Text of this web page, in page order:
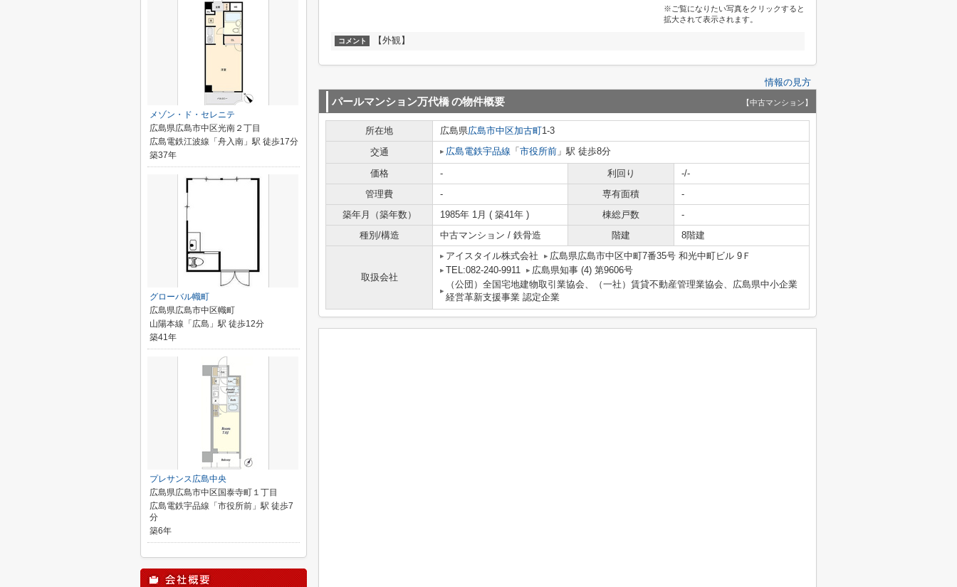
※ご覧になりたい写真をクリックすると
拡大されて表示されます。
コメント 【外観】
情報の見方
パールマンション万代橋の物件概要 【中古マンション】
所在地 広島県広島市中区加古町1-3
交通
広島電鉄宇品線 「 市役所前 」駅 徒歩8分
価格 - 利回り
-/-
管理費
- 専有面積
-
築年月（築年数）
1985年 1月 ( 築41年 ) 棟総戸数
-
種別/構造
中古マンション / 鉄骨造 階建 8階建
取扱会社
アイスタイル株式会社
広島県広島市中区中町7番35号 和光中町ビル 9Ｆ
TEL:082-240-9911
広島県知事 (4) 第9606号
（公団）全国宅地建物取引業協会、（一社）賃貸不動産管理業協会、広島県中小企業
経営革新支援事業 認定企業
メゾン・ド・セレニテ
広島県広島市中区光南２丁目
広島電鉄江波線「舟入南」駅 徒歩17分
築37年
グローバル幟町
広島県広島市中区幟町
山陽本線「広島」駅 徒歩12分
築41年
プレサンス広島中央
広島県広島市中区国泰寺町１丁目
広島電鉄宇品線「市役所前」駅 徒歩7
分
築6年